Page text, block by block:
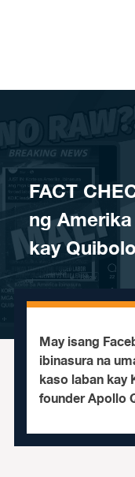
FACT
ng
kay
May isang
ibinasura na
kaso laban kay
founder Apollo